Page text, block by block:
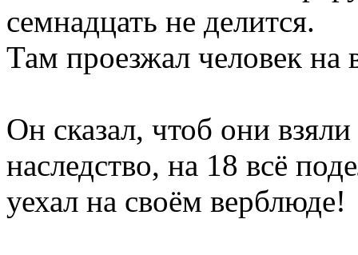
семнадцать не делится.
Там проезжал человек
Он сказал, чтоб они
наследство, на 18 всё
уехал на своём верблюде!